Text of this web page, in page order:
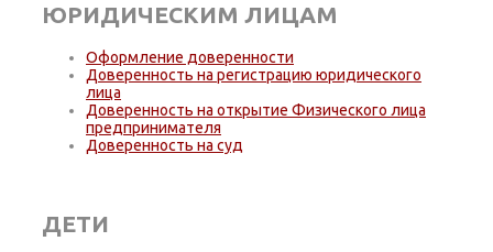
ЮРИДИЧЕСКИМ ЛИЦАМ
Оформление доверенности
Доверенность на регистрацию юридического
лица
Доверенность на открытие Физического лица
предпринимателя
Доверенность на суд
ДЕТИ